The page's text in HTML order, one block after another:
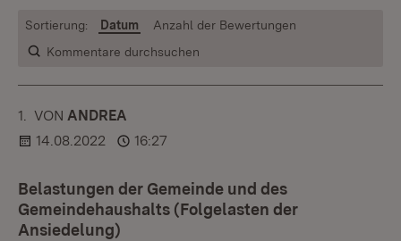
Kommentare durchsuchen
Sortierung: Datum Anzahl der Bewertungen
1. KOMMENTAR
VON :ANDREA
14.08.2022
16:27
Belastungen der Gemeinde und des
Gemeindehaushalts (Folgelasten der
Ansiedelung)